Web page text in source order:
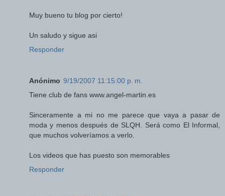
Muy bueno tu blog por cierto!
Un saludo y sigue asi
Responder
Anónimo 9/19/2007 11:15:00 p. m.
Tiene club de fans www.angel-martin.es
Sinceramente a mi no me parece que vaya a pasar de
moda y menos después de SLQH. Será como El Informal,
que muchos volveríamos a verlo.
Los videos que has puesto son memorables
Responder